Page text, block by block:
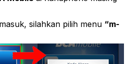
silahkan pilih menu “m-